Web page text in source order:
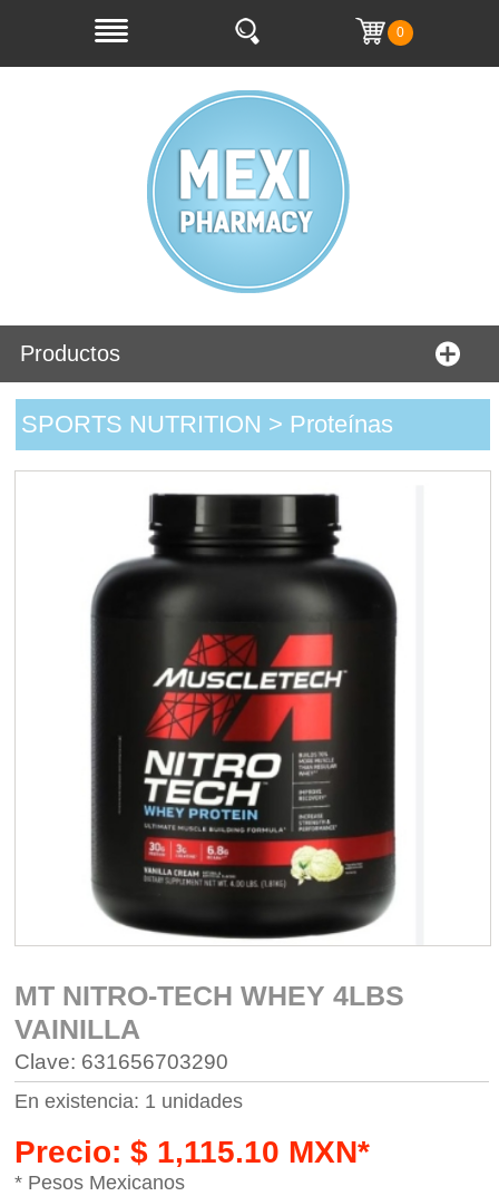
0
Productos
SPORTS NUTRITION > Proteínas
MT NITRO-TECH WHEY 4LBS
VAINILLA
Clave: 631656703290
En existencia: 1 unidades
Precio: $ 1,115.10 MXN*
* Pesos Mexicanos